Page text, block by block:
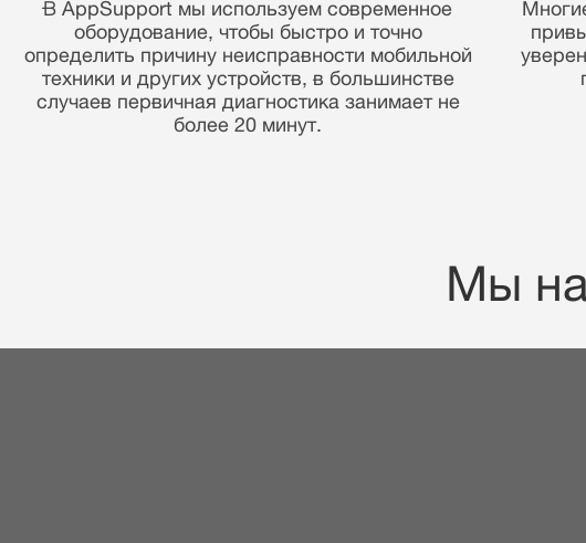
Многие годы работы в гарантийной сфере, мы
привыкли работать честно и ответственно! С
уверенностью в запчастях и своих навыках мы
предоставляем гарантию 90 дней!
Наши
Мы